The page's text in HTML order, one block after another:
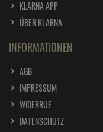
KLARNA APP
ÜBER KLARNA
INFORMATIONEN
AGB
IMPRESSUM
WIDERRUF
DATENSCHUTZ